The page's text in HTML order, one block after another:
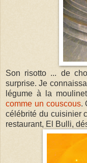
Son risotto ... de
surprise. Je
légume à la
comme un couscous.
célébrité du cuisinier
restaurant, El Bulli,